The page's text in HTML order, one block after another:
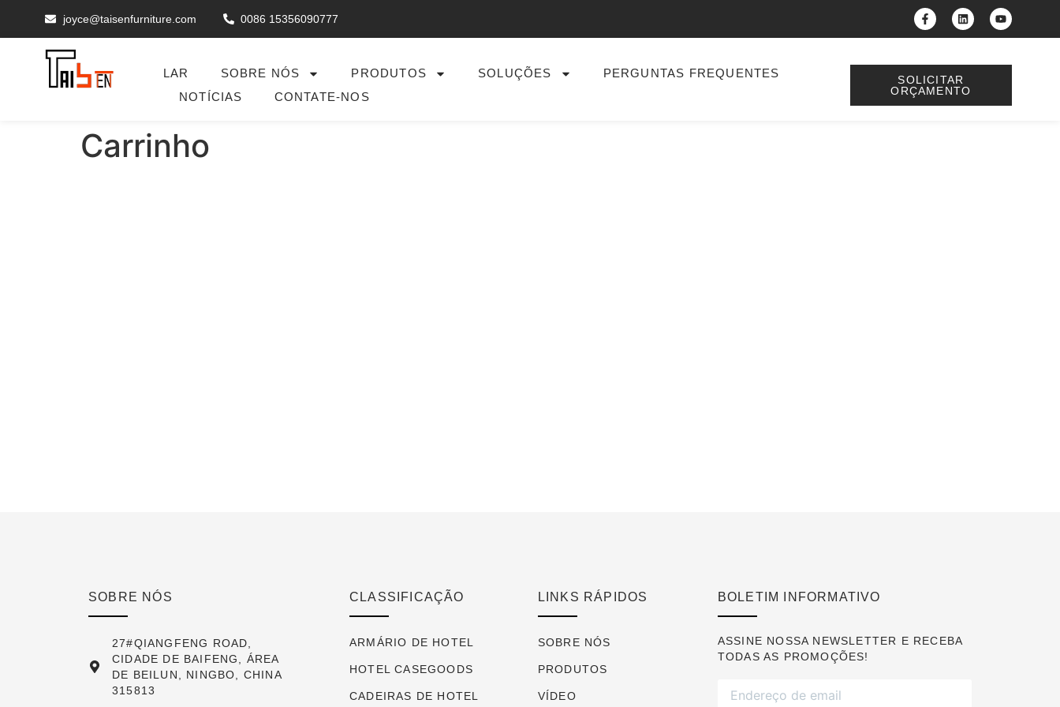
joyce@taisenfurniture.com 0086 15356090777
LAR SOBRE NÓS PRODUTOS SOLUÇÕES
PERGUNTAS FREQUENTES
NOTÍCIAS
CONTATE-NOS
SOLICITAR
ORÇAMENTO
Carrinho
SOBRE NÓS
27#QIANGFENG ROAD,
CIDADE DE BAIFENG, ÁREA
DE BEILUN, NINGBO, CHINA
315813
CLASSIFICAÇÃO
ARMÁRIO DE HOTEL
HOTEL CASEGOODS
CADEIRAS DE HOTEL
LINKS RÁPIDOS
SOBRE NÓS
PRODUTOS
VÍDEO
BOLETIM INFORMATIVO
ASSINE NOSSA NEWSLETTER E RECEBA
TODAS AS PROMOÇÕES!